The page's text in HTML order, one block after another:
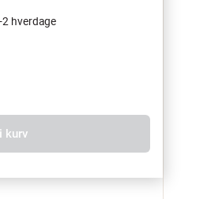
hverdage
kurv